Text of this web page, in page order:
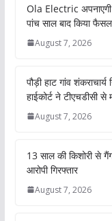
Ola Electric
पांच साल बाद किया
August 7, 2026
पौड़ी हाट गांव शंकराचार्य
हाईकोर्ट ने टीएचडीसी से
August 7, 2026
13 साल की किशोरी से
आरोपी गिरफ्तार
August 7, 2026